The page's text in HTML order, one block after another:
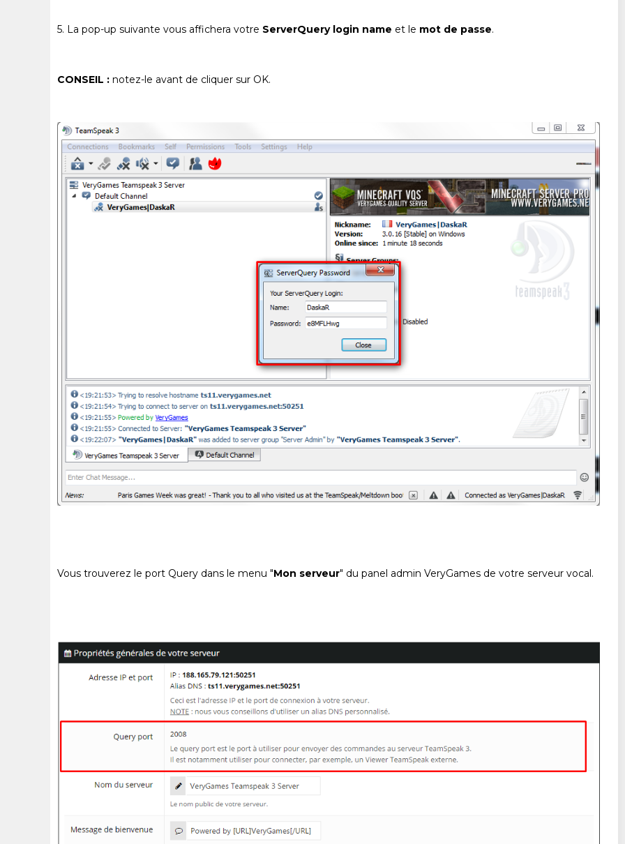
5. La pop-up suivante vous affichera votre ServerQuery login name et le mot de passe.
CONSEIL : notez-le avant de cliquer sur OK.
Vous trouverez le port Query dans le menu "Mon serveur" du panel admin VeryGames de votre serveur vocal.